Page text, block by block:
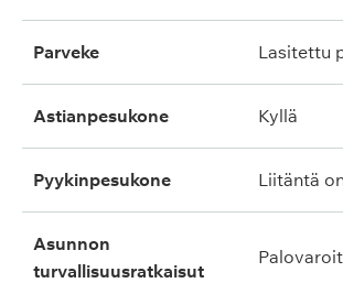
parveke lasitettu
astianpesukone kyllä
pyykinpesukone liitäntä
asunnon
turvallisuusratkaisut